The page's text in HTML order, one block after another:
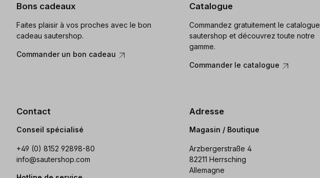
Bons cadeaux
Faites plaisir à vos proches avec le bon
cadeau sautershop.
Commander un bon cadeau
Catalogue
Commandez gratuitement le catalogue
sautershop et découvrez toute notre
gamme.
Commander le catalogue
Contact
Conseil spécialisé
+49 (0) 8152 92898-80
info@sautershop.com
Adresse
Magasin / Boutique
Arzbergerstraße 4
82211 Herrsching
Allemagne